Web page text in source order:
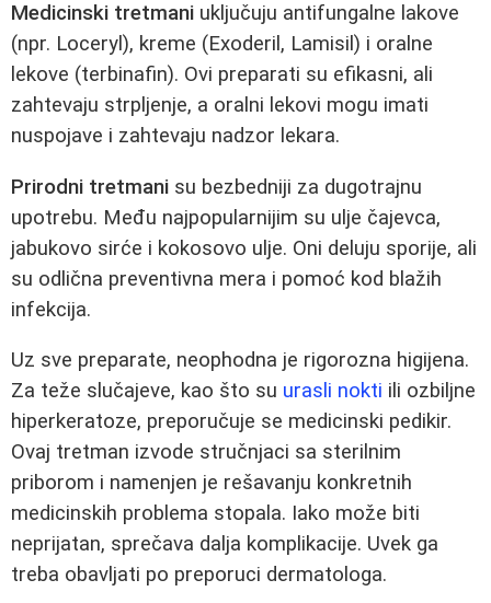
Medicinski tretmani uključuju antifungalne lakove
(npr. Loceryl), kreme (Exoderil, Lamisil) i oralne
lekove (terbinafin). Ovi preparati su efikasni, ali
zahtevaju strpljenje, a oralni lekovi mogu imati
nuspojave i zahtevaju nadzor lekara.
Prirodni tretmani su bezbedniji za dugotrajnu
upotrebu. Među najpopularnijim su ulje čajevca,
jabukovo sirće i kokosovo ulje. Oni deluju sporije, ali
su odlična preventivna mera i pomoć kod blažih
infekcija.
Uz sve preparate, neophodna je rigorozna higijena.
Za teže slučajeve, kao što su urasli nokti ili ozbiljne
hiperkeratoze, preporučuje se medicinski pedikir.
Ovaj tretman izvode stručnjaci sa sterilnim
priborom i namenjen je rešavanju konkretnih
medicinskih problema stopala. Iako može biti
neprijatan, sprečava dalja komplikacije. Uvek ga
treba obavljati po preporuci dermatologa.